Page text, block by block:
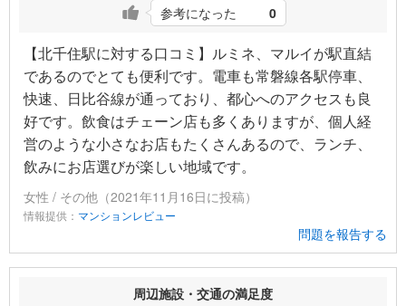
参考になった 0
【北千住駅に対する口コミ】ルミネ、マルイが駅直結
であるのでとても便利です。電車も常磐線各駅停車、
快速、日比谷線が通っており、都心へのアクセスも良
好です。飲食はチェーン店も多くありますが、個人経
営のような小さなお店もたくさんあるので、ランチ、
飲みにお店選びが楽しい地域です。
女性 / その他（2021年11月16日に投稿）
情報提供： マンションレビュー
問題を報告する
周辺施設・交通の満足度